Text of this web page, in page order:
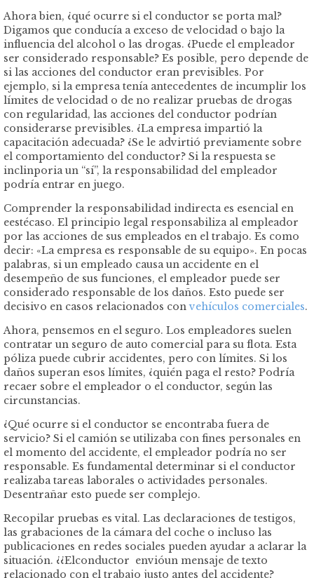
Ahora bien, ¿qué ocurre si el conductor se porta mal?
Digamos que conducía a exceso de velocidad o bajo la
influencia del alcohol o las drogas. ¿Puede el empleador
ser considerado responsable? Es posible, pero depende de
si las acciones del conductor eran previsibles. Por
ejemplo, si la empresa tenía antecedentes de incumplir los
límites de velocidad o de no realizar pruebas de drogas
con regularidad, las acciones del conductor podrían
considerarse previsibles. ¿La empresa impartió la
capacitación adecuada? ¿Se le advirtió previamente sobre
el comportamiento del conductor? Si la respuesta se
inclinporia un “sí”, la responsabilidad del empleador
podría entrar en juego.
Comprender la responsabilidad indirecta es esencial en
eestécaso. El principio legal responsabiliza al empleador
por las acciones de sus empleados en el trabajo. Es como
decir: «La empresa es responsable de su equipo». En pocas
palabras, si un empleado causa un accidente en el
desempeño de sus funciones, el empleador puede ser
considerado responsable de los daños. Esto puede ser
decisivo en casos relacionados convehículos comerciales.
Ahora, pensemos en el seguro. Los empleadores suelen
contratar un seguro de auto comercial para su flota. Esta
póliza puede cubrir accidentes, pero con límites. Si los
daños superan esos límites, ¿quién paga el resto? Podría
recaer sobre el empleador o el conductor, según las
circunstancias.
¿Qué ocurre si el conductor se encontraba fuera de
servicio? Si el camión se utilizaba con fines personales en
el momento del accidente, el empleador podría no ser
responsable. Es fundamental determinar si el conductor
realizaba tareas laborales o actividades personales.
Desentrañar esto puede ser complejo.
Recopilar pruebas es vital. Las declaraciones de testigos,
las grabaciones de la cámara del coche o incluso las
publicaciones en redes sociales pueden ayudar a aclarar la
situación. ¿¿Elconductor envióun mensaje de texto
relacionado con el trabajo justo antes del accidente?